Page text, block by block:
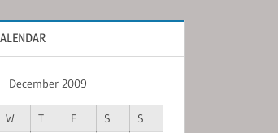
December 2009
W T F S
S